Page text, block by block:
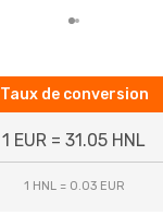
Taux de conversion
1 EUR = 31.05 HNL
1 HNL = 0.03 EUR